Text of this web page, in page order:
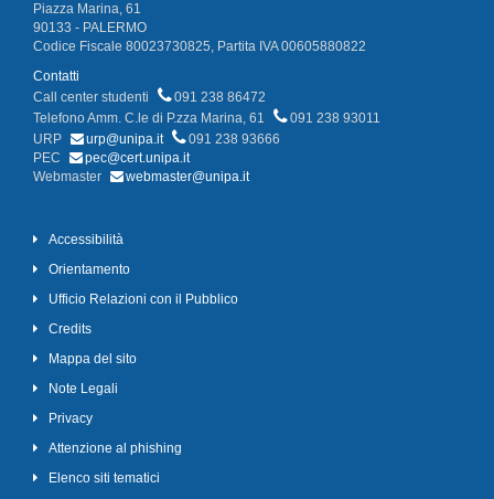
Piazza Marina, 61
90133 - PALERMO
Codice Fiscale 80023730825, Partita IVA 00605880822
Contatti
Call center studenti
091 238 86472
Telefono Amm. C.le di P.zza Marina, 61
091 238 93011
URP
urp@unipa.it
091 238 93666
PEC
pec@cert.unipa.it
Webmaster
webmaster@unipa.it
Accessibilità
Orientamento
Ufficio Relazioni con il Pubblico
Credits
Mappa del sito
Note Legali
Privacy
Attenzione al phishing
Elenco siti tematici